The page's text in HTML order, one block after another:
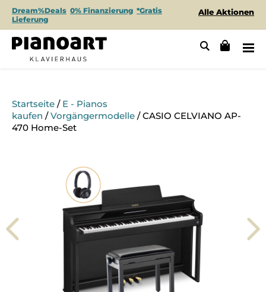
Dream%Deals 0% Finanzierung *Gratis
Lieferung
Alle Aktionen
Startseite / E - Pianos
kaufen /Vorgängermodelle / CASIO CELVIANO AP-
470 Home-Set